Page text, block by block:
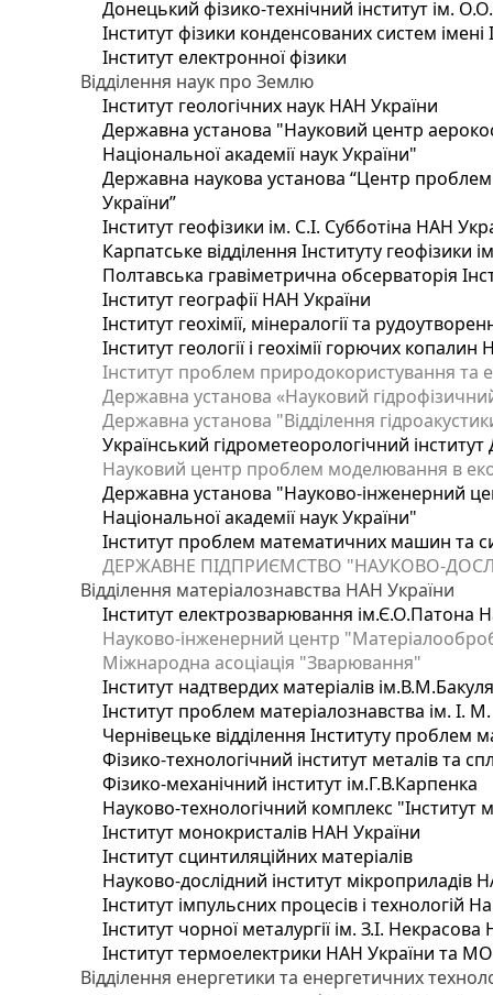
Донецький фізико-технічний інститут ім.
Інститут фізики конденсованих систем
Інститут електронної фізики
Відділення наук про Землю
Інститут геологічних наук НАН України
Державна установа "Науковий центр
Національної академії наук України"
Державна наукова установа “Центр проблем
України”
Інститут геофізики ім. С.І. Субботіна НАН
Карпатське відділення Інституту геофізики
Полтавська гравіметрична обсерваторія
Інститут географії НАН України
Інститут геохімії, мінералогії та
Інститут геології і геохімії горючих
Інститут проблем природокористування та
Державна установа «Науковий
Державна установа "Відділення
Український гідрометеорологічний
Науковий центр проблем моделювання в
Державна установа "Науково-інженерний
Національної академії наук України"
Інститут проблем математичних машин та
ДЕРЖАВНЕ ПІДПРИЄМСТВО "НАУКОВО-
Відділення матеріалознавства НАН України
Інститут електрозварювання ім.Є.О.Патона
Науково-інженерний центр
Міжнародна асоціація "Зварювання"
Інститут надтвердих матеріалів
Інститут проблем матеріалознавства ім. І.
Чернівецьке відділення Інституту проблем
Фізико-технологічний інститут металів та
Фізико-механічний інститут ім.Г.В.Карпенка
Науково-технологічний комплекс "Інститут
Інститут монокристалів НАН України
Інститут сцинтиляційних матеріалів
Науково-дослідний інститут мікроприладів
Інститут імпульсних процесів і технологій
Інститут чорної металургії ім. З.І.
Інститут термоелектрики НАН України та
Відділення енергетики та енергетичних